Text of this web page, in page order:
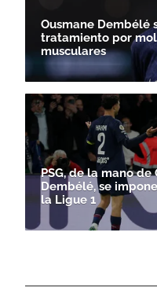
Ousmane Dembélé
tratamiento por
musculares
PSG, de la mano de
Dembélé, se
la Ligue 1